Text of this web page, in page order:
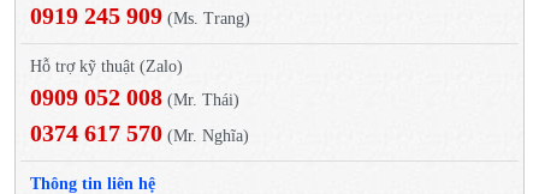
0919 245 909 (Ms. Trang)
Hỗ trợ kỹ thuật (Zalo)
0909 052 008 (Mr. Thái)
0374 617 570 (Mr. Nghĩa)
Thông tin liên hệ